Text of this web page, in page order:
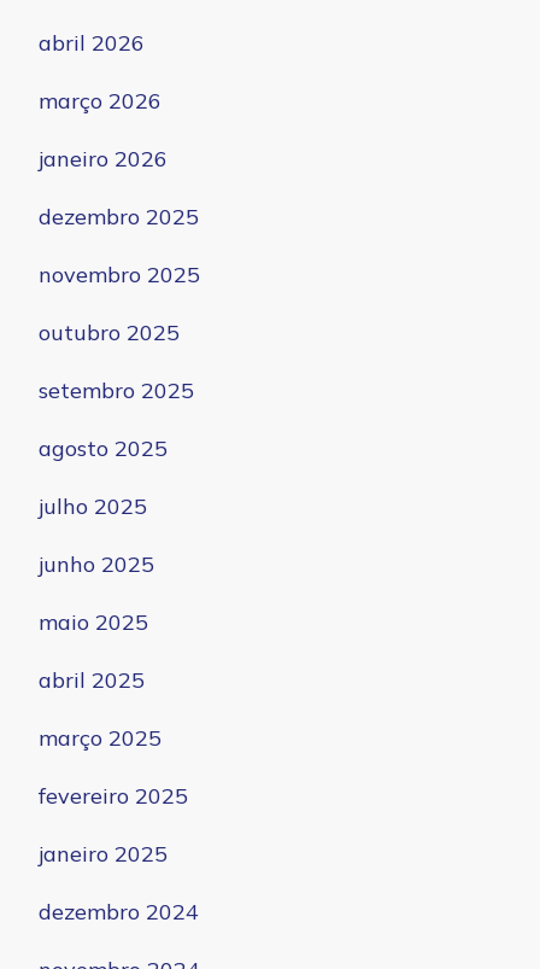
abril 2026
março 2026
janeiro 2026
dezembro 2025
novembro 2025
outubro 2025
setembro 2025
agosto 2025
julho 2025
junho 2025
maio 2025
abril 2025
março 2025
fevereiro 2025
janeiro 2025
dezembro 2024